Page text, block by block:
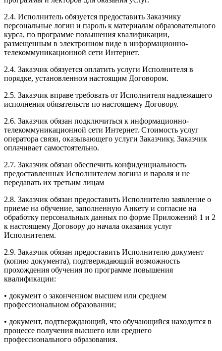
2.4. Исполнитель обязуется предоставить Заказчику
персональные логин и пароль к материалам образовательного
курса, по программе повышения квалификации,
размещенным в электронном виде в информационно-
телекоммуникационной сети Интернет.
2.4. Заказчик обязуется оплатить услуги Исполнителя в
порядке, установленном настоящим Договором.
2.5. Заказчик вправе требовать от Исполнителя надлежащего
исполнения обязательств по настоящему Договору.
2.6. Заказчик обязан подключиться к информационно-
телекоммуникационной сети Интернет. Стоимость услуг
оператора связи, оказывающего услуги Заказчику, Заказчик
оплачивает самостоятельно.
2.7. Заказчик обязан обеспечить конфиденциальность
предоставленных Исполнителем логина и пароля и не
передавать их третьим лицам
2.8. Заказчик обязан предоставить Исполнителю заявление о
приеме на обучение, заполненную Анкету и согласие на
обработку персональных данных по форме Приложений 1 и 2
к настоящему Договору до начала оказания услуг
Исполнителем.
2.9. Заказчик обязан предоставить Исполнителю документ
(копию документа), подтверждающий возможность
прохождения обучения по программе повышения
квалификации:
• документ о законченном высшем или среднем
профессиональном образовании;
• документ, подтверждающий, что обучающийся находится в
процессе получения высшего или среднего
профессионального образования.